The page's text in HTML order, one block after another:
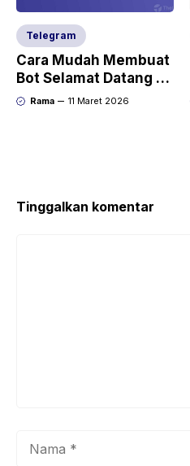
Telegram
Cara Mudah Membuat
Bot Selamat Datang di
Telegram
Rama 11 Maret 2026
Tinggalkan komentar